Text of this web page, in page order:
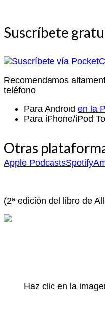
Suscríbete
Recomendamos
teléfono
Para Android en la
Para iPhone/iPod
Otras
Apple PodcastsSpotify
(2ª edición del libro de
Haz clic en la